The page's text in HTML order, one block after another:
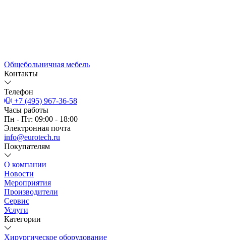
Общебольничная мебель
Контакты
Телефон
+7 (495) 967-36-58
Часы работы
Пн - Пт: 09:00 - 18:00
Электронная почта
info@eurotech.ru
Покупателям
О компании
Новости
Мероприятия
Производители
Сервис
Услуги
Категории
Хирургическое оборудование